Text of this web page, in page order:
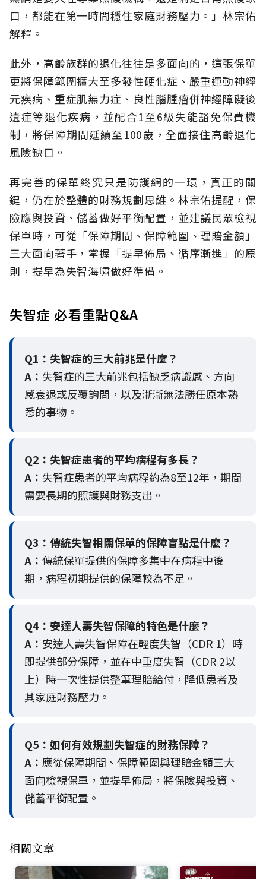
口，都能在第一時間穩住家庭財務壓力。」林宗佑
解釋。
此外，高齡族群的退化往往是多面向的，這張保單
更將保障範圍擴大至多發性硬化症、嚴重運動神經
元疾病、重症肌無力症、良性腦腫瘤併神經障礙後
遺症等退化疾病，並配合1至6級失能豁免保費機
制，將保障期間延續至100歲，全面接住高齡退化
風險缺口。
再完善的保單終究只是防護網的一環，真正的關
鍵，仍在於整體的財務規劃思維。 林宗佑提醒，保
險應與投資、儲蓄做好平衡配置，並建議民眾檢視
保單時，可從「保障期間、保障範圍、理賠金額」
三大面向著手，掌握「提早佈局、循序漸進」的原
則，提早為失智海嘯做好準備。
失智症 必看重點Q&A
Q1：失智症的三大前兆是什麼？
A： 失智症的三大前兆包括缺乏病識感、方向
感衰退或反覆詢問，以及漸漸無法勝任原本熟
悉的事物。
Q2： 失智症患者的平均病程有多長？
A： 失智症患者的平均病程約為8至12年，期間
需要長期的照護與財務支出。
Q3： 傳統失智相關保單的保障盲點是什麼？
A： 傳統保單提供的保障多集中在病程中後
期，病程初期提供的保障較為不足。
Q4： 安達人壽失智保障的特色是什麼？
A： 安達人壽失智保障在輕度失智（CDR 1）時
即提供部分保障，並在中重度失智（CDR 2以
上）時一次性提供整筆理賠給付，降低患者及
其家庭財務壓力。
Q5： 如何有效規劃失智症的財務保障？
A： 應從保障期間、保障範圍與理賠金額三大
面向檢視保單，並提早佈局，將保險與投資、
儲蓄平衡配置。
相關文章